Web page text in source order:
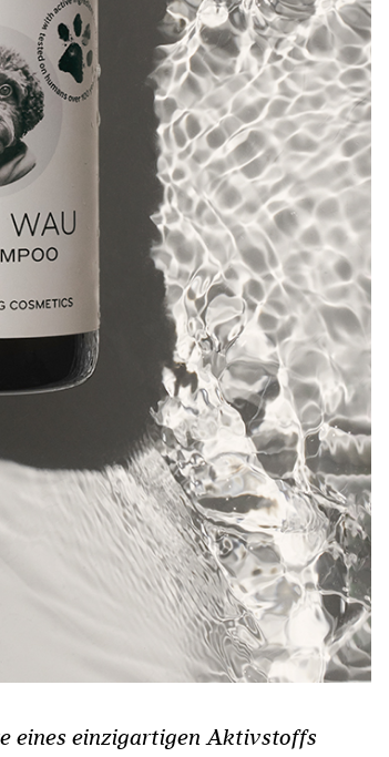
eines einzigartigen Aktivstoffs